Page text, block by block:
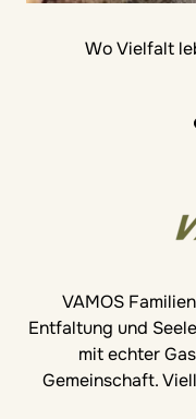
Wo Vielfalt
VAMOS
Entfaltung und
mit echter
Gemeinschaft.